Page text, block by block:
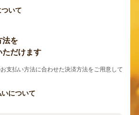
いて
法を
ただけます
支払い方法に合わせた決済方法をご用意して
いについて